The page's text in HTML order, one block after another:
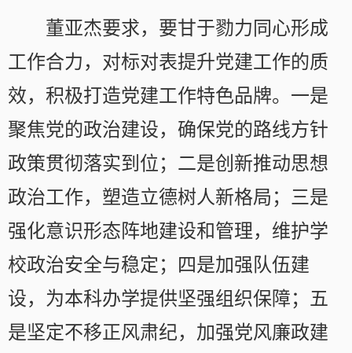
董亚杰要求，要甘于勠力同心形成
工作合力，对标对表提升党建工作的质
效，积极打造党建工作特色品牌。一是
聚焦党的政治建设，确保党的路线方针
政策贯彻落实到位；二是创新推动思想
政治工作，塑造立德树人新格局；三是
强化意识形态阵地建设和管理，维护学
校政治安全与稳定；四是加强队伍建
设，为本科办学提供坚强组织保障；五
是坚定不移正风肃纪，加强党风廉政建